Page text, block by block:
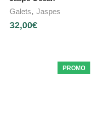
Galets, Jaspes
32,00€
PROMO